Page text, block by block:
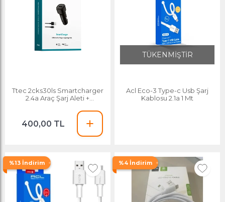
Ttec 2cks30ls Smartcharger
2.4a Araç Şarj Aleti +
400,00 TL
TÜKENMİŞTİR
Acl Eco-3 Type-c Usb Şarj
Kablosu 2.1a 1 Mt
%13 İndirim %4 İndirim